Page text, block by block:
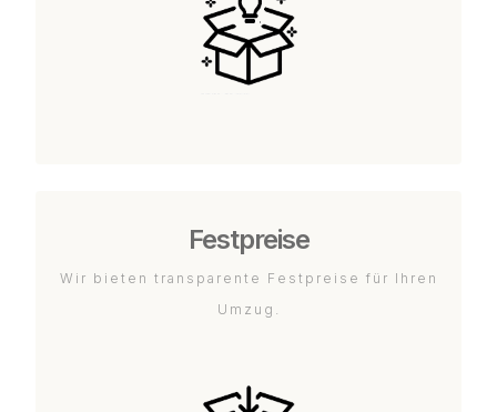
Festpreise
Wir bieten transparente Festpreise für Ihren
Umzug.